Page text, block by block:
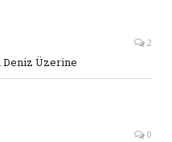
2
Deniz Üzerine
0